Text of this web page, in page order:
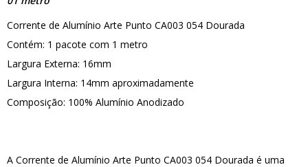
Corrente de Alumínio Arte Punto CA003 054 Dourada
Contém: 1 pacote com 1 metro
Largura Externa: 16mm
Largura Interna: 14mm aproximadamente
Composição: 100% Alumínio Anodizado
A Corrente de Alumínio Arte Punto CA003 054 Dourada é uma